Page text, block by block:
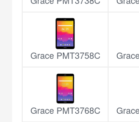
Grace PMT3758C
Grace PMT3768C